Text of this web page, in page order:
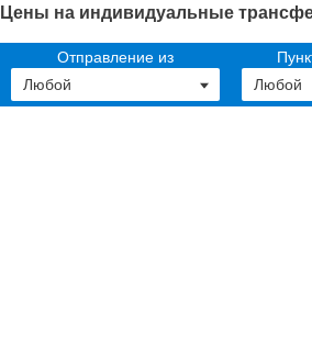
Цены на индивидуальные
Отправление из